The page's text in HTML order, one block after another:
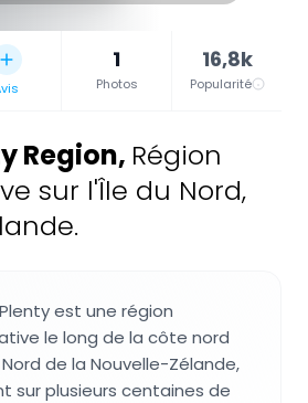
1
Photos
16,8k
Popularité
Region, Région
sur l'Île du Nord,
est une région
le long de la côte nord
de la Nouvelle-Zélande,
sur plusieurs centaines de